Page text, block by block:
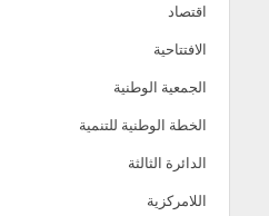
اقتصاد
الافتتاحية
الجمعية الوطنية
الخطة الوطنية للتنمية
الدائرة الثالثة
اللامركزية